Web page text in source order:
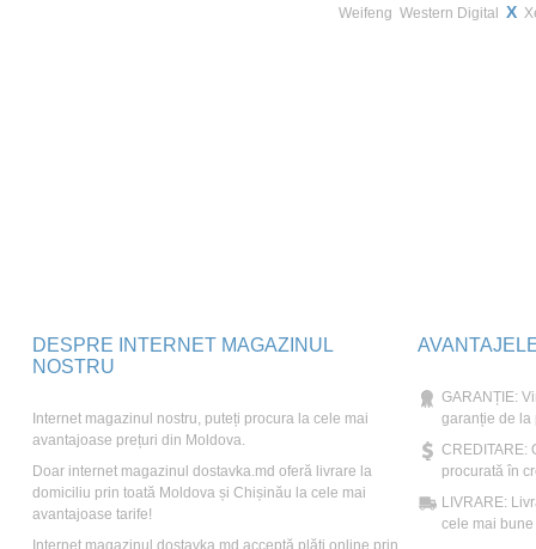
Weifeng Western Digital X
DESPRE INTERNET MAGAZINUL
NOSTRU
Internet magazinul nostru, puteți procura la cele mai
avantajoase prețuri din Moldova.
Doar internet magazinul dostavka.md oferă livrare la
domiciliu prin toată Moldova și Chișinău la cele mai
avantajoase tarife!
Internet magazinul dostavka.md acceptă plăți online prin
GARANȚIE:
garanție de la
CREDITARE:
procurată în
LIVRARE:
cele mai bune